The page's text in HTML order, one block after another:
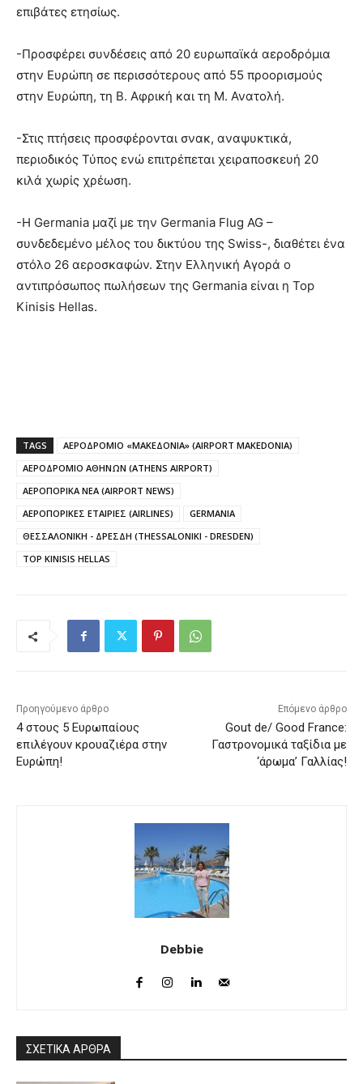
επιβάτες ετησίως.
-Προσφέρει συνδέσεις από 20 ευρωπαϊκά αεροδρόμια
στην Ευρώπη σε περισσότερους από 55 προορισμούς
στην Ευρώπη, τη Β. Αφρική και τη Μ. Ανατολή.
-Στις πτήσεις προσφέρονται σνακ, αναψυκτικά,
περιοδικός Τύπος ενώ επιτρέπεται χειραποσκευή 20
κιλά χωρίς χρέωση.
-Η Germania μαζί με την Germania Flug AG –
συνδεδεμένο μέλος του δικτύου της Swiss-, διαθέτει ένα
στόλο 26 αεροσκαφών. Στην Ελληνική Αγορά o
αντιπρόσωπος πωλήσεων της Germania είναι η Top
Kinisis Hellas.
TAGS
ΑΕΡΟΔΡΟΜΙΟ «ΜΑΚΕΔΟΝΙΑ» (AIRPORT MAKEDONIA)
ΑΕΡΟΔΡΟΜΙΟ ΑΘΗΝΩΝ (ATHENS AIRPORT)
ΑΕΡΟΠΟΡΙΚΑ ΝΕΑ (AIRPORT NEWS)
ΑΕΡΟΠΟΡΙΚΕΣ ΕΤΑΙΡΙΕΣ (AIRLINES)
GERMANIA
ΘΕΣΣΑΛΟΝΙΚΗ - ΔΡΕΣΔΗ (THESSALONIKI - DRESDEN)
TOP KINISIS HELLAS
Προηγούμενο άρθρο
4 στους 5 Ευρωπαίους
επιλέγουν κρουαζιέρα στην
Ευρώπη!
Επόμενο άρθρο
Gout de/ Good France:
Γαστρονομικά ταξίδια με
‘άρωμα’ Γαλλίας!
Debbie
ΣΧΕΤΙΚΑ ΑΡΘΡΑ